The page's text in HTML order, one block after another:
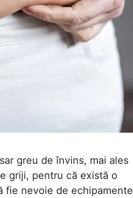
greu de învins, mai ales
griji, pentru că există o
fie nevoie de echipamente